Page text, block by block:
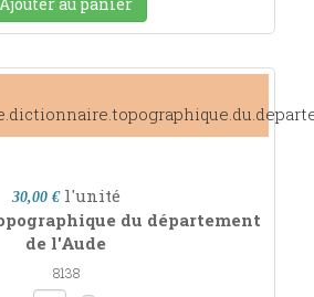
30,00 € l'unité
du département
de l'Aude
8138